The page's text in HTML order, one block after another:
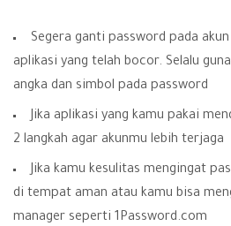
Segera ganti password pada
aplikasi yang telah bocor. Selalu
angka dan simbol pada password
Jika aplikasi yang kamu pakai
2 langkah agar akunmu lebih terjaga
Jika kamu kesulitas mengingat
di tempat aman atau kamu bisa
manager seperti 1Password.com